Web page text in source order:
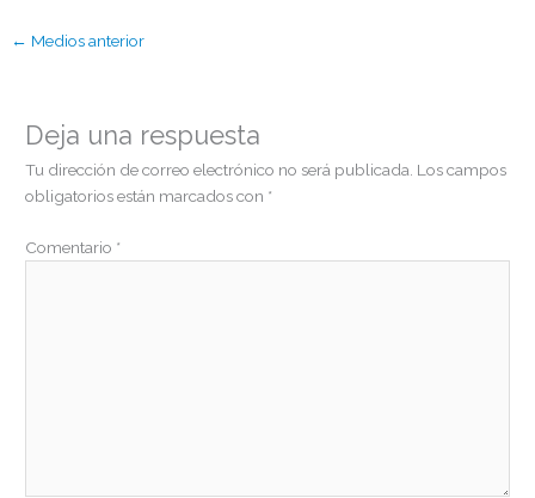
← Medios anterior
Deja una respuesta
Tu dirección de correo electrónico no será publicada. Los campos
obligatorios están marcados con *
Comentario *